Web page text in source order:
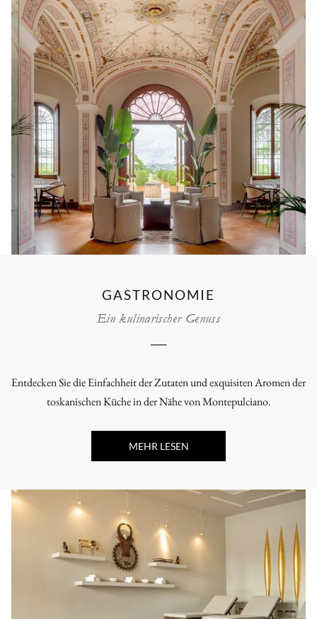
GASTRONOMIE
Ein kulinarischer Genuss
──
Entdecken Sie die Einfachheit der Zutaten und exquisiten Aromen der
toskanischen Küche in der Nähe von Montepulciano.
MEHR LESEN